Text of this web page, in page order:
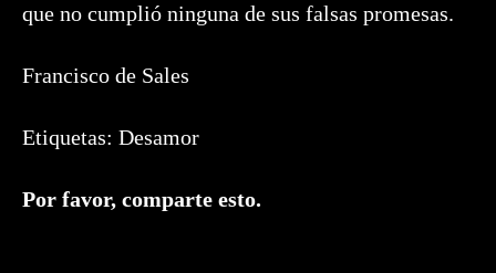
que no cumplió ninguna de sus falsas promesas.
Francisco de Sales
Etiquetas: Desamor
Por favor, comparte esto.